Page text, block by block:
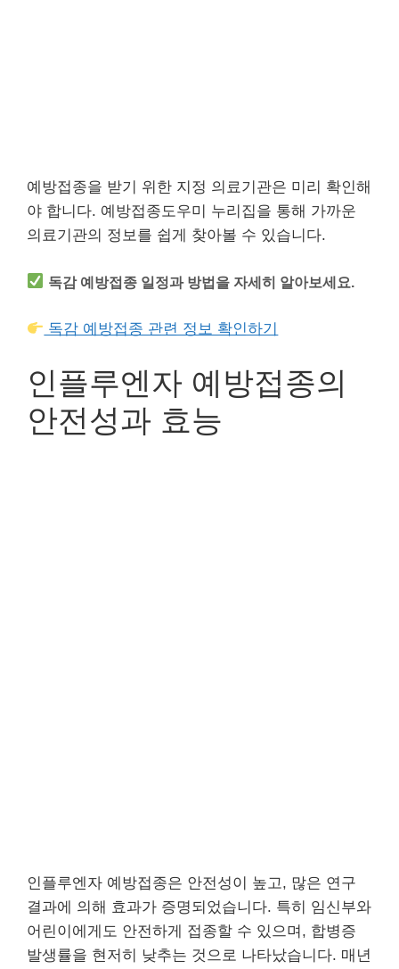
예방접종을 받기 위한 지정 의료기관은 미리 확인해
야 합니다. 예방접종도우미 누리집을 통해 가까운
의료기관의 정보를 쉽게 찾아볼 수 있습니다.
독감 예방접종 일정과 방법을 자세히 알아보세요.
독감 예방접종 관련 정보 확인하기
인플루엔자 예방접종의
안전성과 효능
인플루엔자 예방접종은 안전성이 높고, 많은 연구
결과에 의해 효과가 증명되었습니다. 특히 임신부와
어린이에게도 안전하게 접종할 수 있으며, 합병증
발생률을 현저히 낮추는 것으로 나타났습니다. 매년